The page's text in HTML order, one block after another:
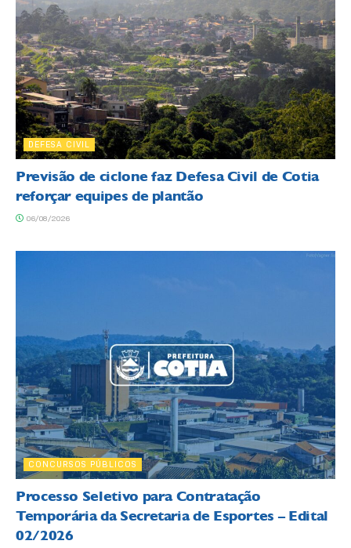
DEFESA CIVIL
Previsão de ciclone faz Defesa Civil de Cotia
reforçar equipes de plantão
06/08/2026
CONCURSOS PÚBLICOS
Processo Seletivo para Contratação
Temporária da Secretaria de Esportes – Edital
02/2026